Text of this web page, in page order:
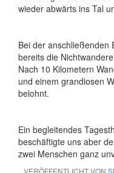
wieder abwärts ins Tal
Bei der anschließenden
bereits die
Nach 10 Kilometern
und einem grandiosen
belohnt.
Ein begleitendes
beschäftigte uns aber
zwei Menschen ganz
VERÖFFENTLICHT VON